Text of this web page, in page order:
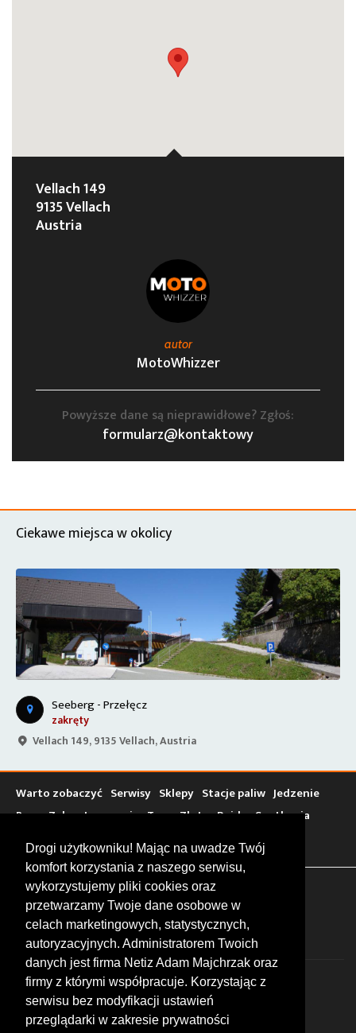
Drogi użytkowniku! Mając na uwadze Twój
komfort korzystania z naszego serwisu,
wykorzystujemy pliki cookies oraz
przetwarzamy Twoje dane osobowe w
celach marketingowych, statystycznych,
autoryzacyjnych. Administratorem Twoich
danych jest firma Netiz Adam Majchrzak oraz
firmy z którymi współpracuje. Korzystając z
serwisu bez modyfikacji ustawień
przeglądarki w zakresie prywatności
Vellach 149
9135 Vellach
Austria
autor
MotoWhizzer
Powyższe dane są nieprawidłowe? Zgłoś:
formularz@kontaktowy
Ciekawe miejsca w okolicy
Seeberg - Przełęcz
zakręty
Vellach 149, 9135 Vellach, Austria
Warto zobaczyć Serwisy Sklepy Stacje paliw Jedzenie
Bary Zakwaterowanie Tory Zloty Rajdy Spotkania
Targi
Giełdy Szkolenia
FOLLOW US